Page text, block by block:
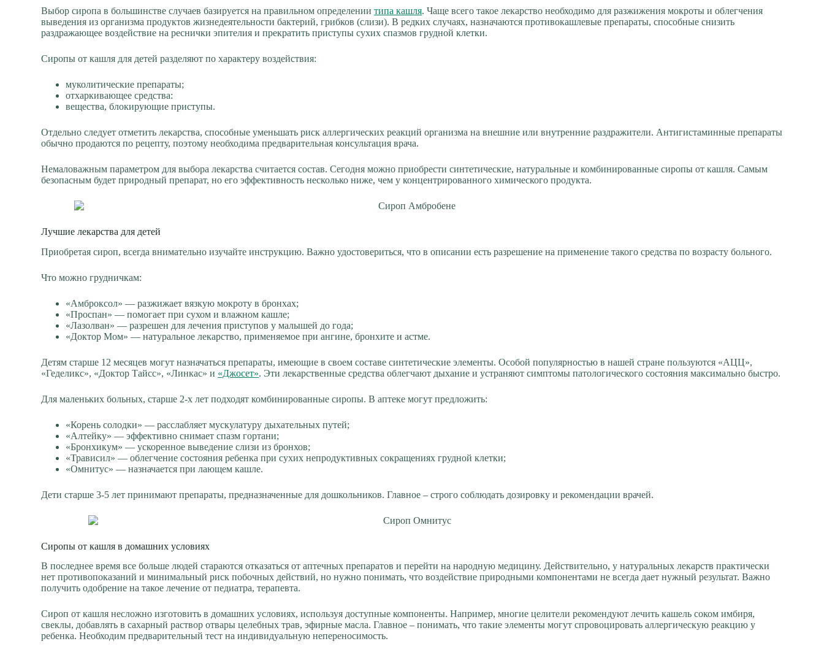
Выбор сиропа в большинстве случаев базируется на правильном определениитипа кашля. Чаще всего такое лекарство необходимо для разжижения мокроты и облегчения
выведения из организма продуктов жизнедеятельности бактерий, грибков (слизи). В редких случаях, назначаются противокашлевые препараты, способные снизить
раздражающее воздействие на реснички эпителия и прекратить приступы сухих спазмов грудной клетки.
Сиропы от кашля для детей разделяют по характеру воздействия:
муколитические препараты;
отхаркивающее средства:
вещества, блокирующие приступы.
Отдельно следует отметить лекарства, способные уменьшать риск аллергических реакций организма на внешние или внутренние раздражители. Антигистаминные препараты
обычно продаются по рецепту, поэтому необходима предварительная консультация врача.
Немаловажным параметром для выбора лекарства считается состав. Сегодня можно приобрести синтетические, натуральные и комбинированные сиропы от кашля. Самым
безопасным будет природный препарат, но его эффективность несколько ниже, чем у концентрированного химического продукта.
Лучшие лекарства для детей
Приобретая сироп, всегда внимательно изучайте инструкцию. Важно удостовериться, что в описании есть разрешение на применение такого средства по возрасту больного.
Что можно грудничкам:
«Амброксол» — разжижает вязкую мокроту в бронхах;
«Проспан» — помогает при сухом и влажном кашле;
«Лазолван» — разрешен для лечения приступов у малышей до года;
«Доктор Мом» — натуральное лекарство, применяемое при ангине, бронхите и астме.
Детям старше 12 месяцев могут назначаться препараты, имеющие в своем составе синтетические элементы. Особой популярностью в нашей стране пользуются «АЦЦ»,
«Геделикс», «Доктор Тайсс», «Линкас» и «Джосет». Эти лекарственные средства облегчают дыхание и устраняют симптомы патологического состояния максимально быстро.
Для маленьких больных, старше 2-х лет подходят комбинированные сиропы. В аптеке могут предложить:
«Корень солодки» — расслабляет мускулатуру дыхательных путей;
«Алтейку» — эффективно снимает спазм гортани;
«Бронхикум» — ускоренное выведение слизи из бронхов;
«Трависил» — облегчение состояния ребенка при сухих непродуктивных сокращениях грудной клетки;
«Омнитус» — назначается при лающем кашле.
Дети старше 3-5 лет принимают препараты, предназначенные для дошкольников. Главное – строго соблюдать дозировку и рекомендации врачей.
Сиропы от кашля в домашних условиях
В последнее время все больше людей стараются отказаться от аптечных препаратов и перейти на народную медицину. Действительно, у натуральных лекарств практически
нет противопоказаний и минимальный риск побочных действий, но нужно понимать, что воздействие природными компонентами не всегда дает нужный результат. Важно
получить одобрение на такое лечение от педиатра, терапевта.
Сироп от кашля несложно изготовить в домашних условиях, используя доступные компоненты. Например, многие целители рекомендуют лечить кашель соком имбиря,
свеклы, добавлять в сахарный раствор отвары целебных трав, эфирные масла. Главное – понимать, что такие элементы могут спровоцировать аллергическую реакцию у
ребенка. Необходим предварительный тест на индивидуальную непереносимость.